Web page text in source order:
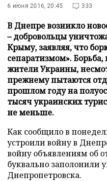
6 июня 2016, 20:45 333
В Днепре возникло
– добровольцы
Крыму, заявляя, что
сепаратизмом».
жители Украины,
прежнему пытаются
прошлом году на
тысяч украинских
не меньше.
Как сообщило в
устроили войну в
войну объявлениям об
буквально заполонили
Днепропетровска.